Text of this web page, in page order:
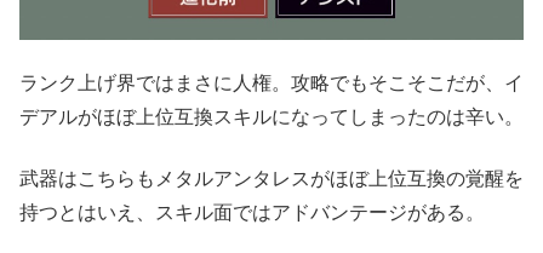
ランク上げ界ではまさに人権。攻略でもそこそこだが、イ
デアルがほぼ上位互換スキルになってしまったのは辛い。
武器はこちらもメタルアンタレスがほぼ上位互換の覚醒を
持つとはいえ、スキル面ではアドバンテージがある。